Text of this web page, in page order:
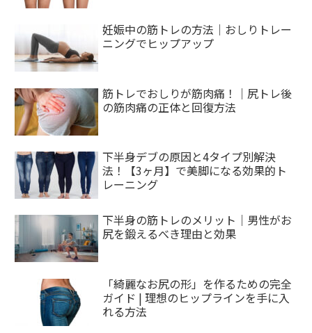
妊娠中の筋トレの方法｜おしりトレー
ニングでヒップアップ
筋トレでおしりが筋肉痛！｜尻トレ後
の筋肉痛の正体と回復方法
下半身デブの原因と4タイプ別解決
法！【3ヶ月】で美脚になる効果的ト
レーニング
下半身の筋トレのメリット｜男性がお
尻を鍛えるべき理由と効果
「綺麗なお尻の形」を作るための完全
ガイド | 理想のヒップラインを手に入
れる方法